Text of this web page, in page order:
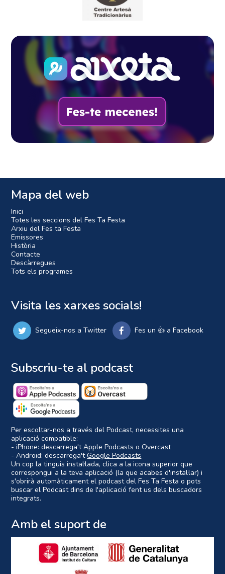
Mapa del web
Inici
Totes les seccions del Fes Ta Festa
Arxiu del Fes ta Festa
Emissores
Història
Contacte
Descàrregues
Tots els programes
Visita les xarxes socials!
Segueix-nos a Twitter Fes un 👍 a Facebook
Subscriu-te al podcast
Per escoltar-nos a través del Podcast, necessites una
aplicació compatible:
- iPhone: descarrega'tApple Podcasts oOvercast
- Android: descarrega'tGoogle Podcasts
Un cop la tinguis instal·lada, clica a la icona superior que
correspongui a la teva aplicació (la que acabes d'instal·lar) i
s'obrirà automàticament el podcast del Fes Ta Festa o pots
buscar el Podcast dins de l'aplicació fent us dels buscadors
integrats.
Amb el suport de